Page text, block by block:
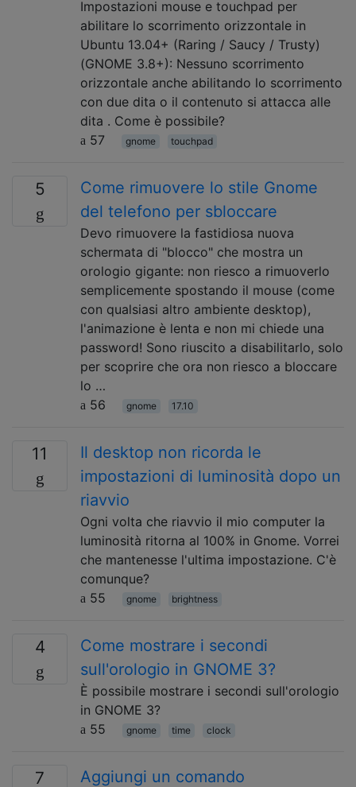
Impostazioni mouse e touchpad per
abilitare lo scorrimento orizzontale in
Ubuntu 13.04+ (Raring / Saucy / Trusty)
(GNOME 3.8+): Nessuno scorrimento
orizzontale anche abilitando lo scorrimento
con due dita o il contenuto si attacca alle
dita . Come è possibile?
57
gnome touchpad
5
Come rimuovere lo stile Gnome
del telefono per sbloccare
Devo rimuovere la fastidiosa nuova
schermata di "blocco" che mostra un
orologio gigante: non riesco a rimuoverlo
semplicemente spostando il mouse (come
con qualsiasi altro ambiente desktop),
l'animazione è lenta e non mi chiede una
password! Sono riuscito a disabilitarlo, solo
per scoprire che ora non riesco a bloccare
lo …
56
gnome 17.10
11
Il desktop non ricorda le
impostazioni di luminosità dopo un
riavvio
Ogni volta che riavvio il mio computer la
luminosità ritorna al 100% in Gnome. Vorrei
che mantenesse l'ultima impostazione. C'è
comunque?
55
gnome brightness
4
Come mostrare i secondi
sull'orologio in GNOME 3?
È possibile mostrare i secondi sull'orologio
in GNOME 3?
55
gnome time clock
7 Aggiungi un comando